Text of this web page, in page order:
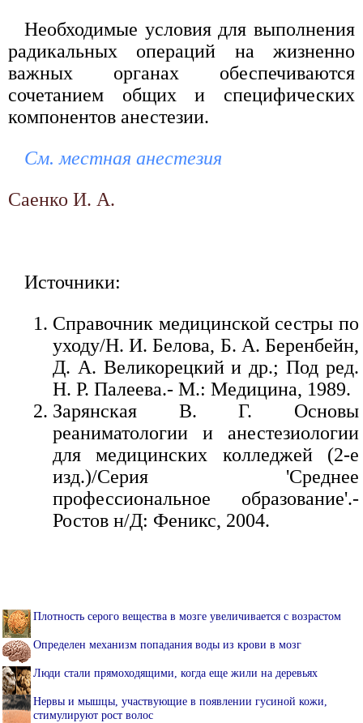
Необходимые условия для выполнения
радикальных операций на жизненно
важных органах обеспечиваются
сочетанием общих и специфических
компонентов анестезии.
См. местная анестезия
Саенко И. А.
Источники:
Справочник медицинской сестры по
уходу/Н. И. Белова, Б. А. Беренбейн,
Д. А. Великорецкий и др.; Под ред.
Н. Р. Палеева.- М.: Медицина, 1989.
Зарянская В. Г. Основы
реаниматологии и анестезиологии
для медицинских колледжей (2-е
изд.)/Серия 'Среднее
профессиональное образование'.-
Ростов н/Д: Феникс, 2004.
Плотность серого вещества в мозге увеличивается с возрастом
Определен механизм попадания воды из крови в мозг
Люди стали прямоходящими, когда еще жили на деревьях
Нервы и мышцы, участвующие в появлении гусиной кожи,
стимулируют рост волос